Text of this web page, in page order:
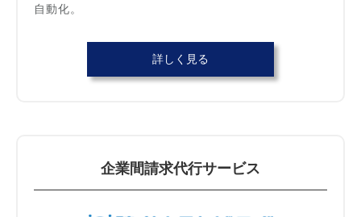
自動化。
詳しく見る
企業間請求代行サービス